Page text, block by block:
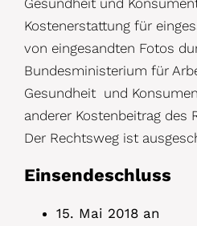
Kostenerstattung für
von eingesandten Fotos
Bundesministerium für
Gesundheit und
anderer Kostenbeitrag des
Der Rechtsweg ist
Einsendeschluss
15. Mai 2018 an